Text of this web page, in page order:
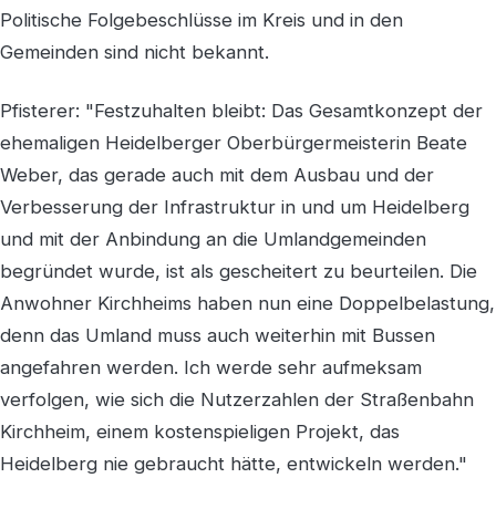
Politische Folgebeschlüsse im Kreis und in den
Gemeinden sind nicht bekannt.
Pfisterer: "Festzuhalten bleibt: Das Gesamtkonzept der
ehemaligen Heidelberger Oberbürgermeisterin Beate
Weber, das gerade auch mit dem Ausbau und der
Verbesserung der Infrastruktur in und um Heidelberg
und mit der Anbindung an die Umlandgemeinden
begründet wurde, ist als gescheitert zu beurteilen. Die
Anwohner Kirchheims haben nun eine Doppelbelastung,
denn das Umland muss auch weiterhin mit Bussen
angefahren werden. Ich werde sehr aufmeksam
verfolgen, wie sich die Nutzerzahlen der Straßenbahn
Kirchheim, einem kostenspieligen Projekt, das
Heidelberg nie gebraucht hätte, entwickeln werden."